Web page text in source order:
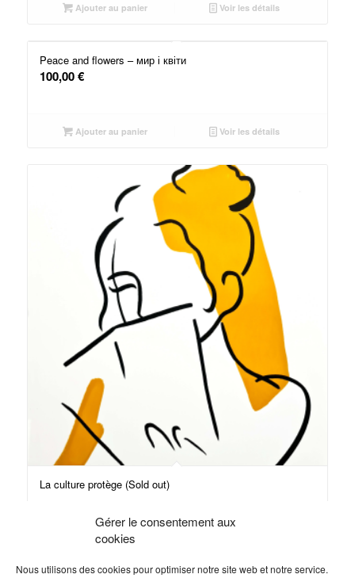
Gérer le consentement aux
cookies
Nous utilisons des cookies pour optimiser notre site web et notre service.
Ajouter au panier Voir les détails
Peace and flowers – мир і квіти
100,00€
Ajouter au panier Voir les détails
La culture protège (Sold out)